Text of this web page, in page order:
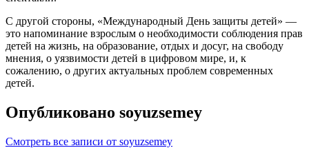
С другой стороны, «Международный День защиты детей» —
это напоминание взрослым о необходимости соблюдения прав
детей на жизнь, на образование, отдых и досуг, на свободу
мнения, о уязвимости детей в цифровом мире, и, к
сожалению, о других актуальных проблем современных
детей.
Опубликовано soyuzsemey
Смотреть все записи от soyuzsemey